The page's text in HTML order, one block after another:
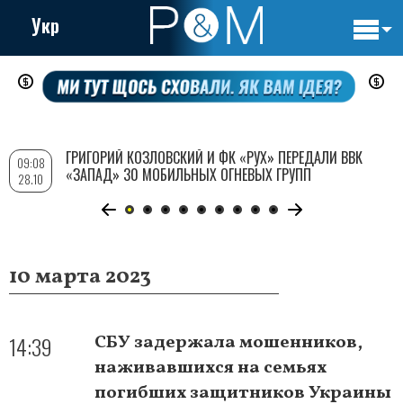
Перейти
содержанию
Укр
10 марта 2023
14:39
СБУ задержала мошенников,
наживавшихся на семьях
погибших защитников Украины
09:08
28.10
ГРИГОРИЙ КОЗЛОВСКИЙ И ФК «РУХ» ПЕРЕДАЛИ ВВК
«ЗАПАД» 30 МОБИЛЬНЫХ ОГНЕВЫХ ГРУПП